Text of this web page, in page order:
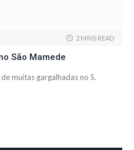
2 MINS READ
São Mamede
muitas gargalhadas no S.